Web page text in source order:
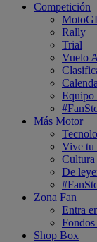
Competición
Rally
Trial
Vuelo
Equipo
Más Motor
Vive tu
Cultura
De
Zona Fan
Entra
Fondos
Shop Box